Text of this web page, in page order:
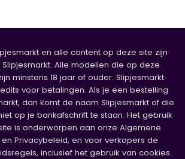
en alle content op deze site zijn
Alle modellen die op deze
minstens 18 jaar of ouder. Slipjesmarkt
voor betalingen. Als je een bestelling
dan komt de naam Slipjesmarkt of die
op je bankafschrift te staan. Het gebruik
is onderworpen aan onze Algemene
Privacybeleid, en voor verkopers de
inclusief het gebruik van cookies.